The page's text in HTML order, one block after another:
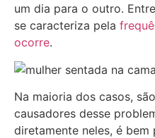
um dia para o outro.
se caracteriza pela
ocorre.
Na maioria dos casos,
causadores desse
diretamente neles, é